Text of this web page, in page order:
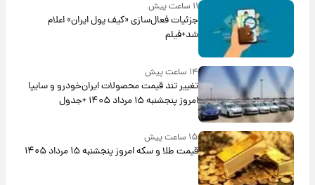
۱۱ ساعت پیش
جزئیات فعال‌سازی «کیف پول ایران» اعلام
شد+فیلم
۱۴ ساعت پیش
تغییر تند قیمت محصولات ایران‌خودرو و سایپا
امروز پنجشنبه ۱۵ مرداد ۱۴۰۵ +جدول
۱۵ ساعت پیش
قیمت طلا و سکه امروز پنجشنبه ۱۵ مرداد ۱۴۰۵